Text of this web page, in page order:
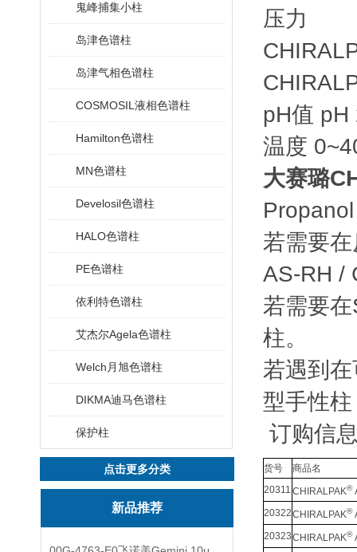
鬼峰捕集小柱
岛津色谱柱
岛津气相色谱柱
COSMOSIL液相色谱柱
Hamilton色谱柱
MN色谱柱
Develosil色谱柱
HALO色谱柱
PE色谱柱
依利特色谱柱
艾杰尔Agela色谱柱
Welch月旭色谱柱
DIKMA迪马色谱柱
保护柱
点击更多分类
新品推荐
压力
pH值 pH
温度
大赛璐
若需要
AS-RH /
若需要
柱。
若遇到
型手性
订购信
货号
商品名
20311 CHIRALPAK®
20322CHIRALPAK®
20323CHIRALPAK®